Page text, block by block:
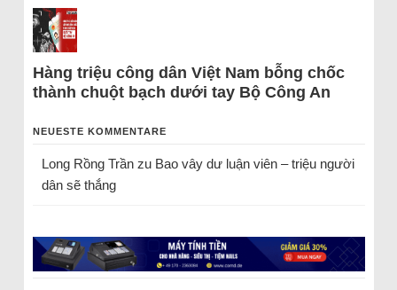
Hàng triệu công dân Việt Nam bỗng chốc
thành chuột bạch dưới tay Bộ Công An
NEUESTE KOMMENTARE
Long Rồng Trầnzu Bao vây dư luận viên – triệu người
dân sẽ thắng